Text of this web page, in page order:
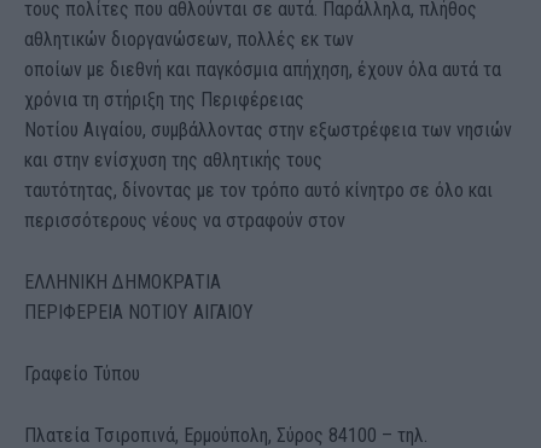
τους πολίτες που αθλούνται σε αυτά. Παράλληλα, πλήθος
αθλητικών διοργανώσεων, πολλές εκ των
οποίων με διεθνή και παγκόσμια απήχηση, έχουν όλα αυτά τα
χρόνια τη στήριξη της Περιφέρειας
Νοτίου Αιγαίου, συμβάλλοντας στην εξωστρέφεια των νησιών
και στην ενίσχυση της αθλητικής τους
ταυτότητας, δίνοντας με τον τρόπο αυτό κίνητρο σε όλο και
περισσότερους νέους να στραφούν στον
ΕΛΛΗΝΙΚΗ ΔΗΜΟΚΡΑΤΙΑ
ΠΕΡΙΦΕΡΕΙΑ ΝΟΤΙΟΥ ΑΙΓΑΙΟΥ
Γραφείο Τύπου
Πλατεία Τσιροπινά, Ερμούπολη, Σύρος 84100 – τηλ.